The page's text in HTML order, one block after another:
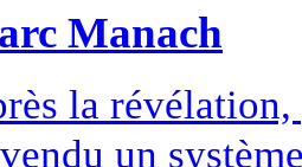
Manach
la
un